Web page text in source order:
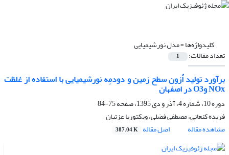
کلیدواژه‌ها =مدل نورشیمیایی
تعداد مقالات: 1
برآورد تولید اُزون سطح زمین و دودمِه نورشیمیایی با استفاده از غلظت
NOx وO3 در اصفهان
دوره 10، شماره 4، آذر و دی 1395، صفحه
75-84
فریده کنعانی، مصطفی فضلی، ویکتوریا عزتیان
مشاهده مقاله
اصل مقاله 387.04 K